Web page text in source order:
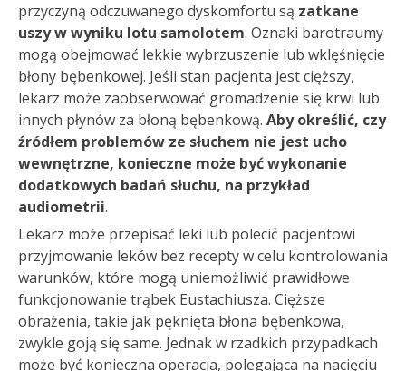
przyczyną odczuwanego dyskomfortu są zatkane
uszy w wyniku lotu samolotem. Oznaki barotraumy
mogą obejmować lekkie wybrzuszenie lub wklęśnięcie
błony bębenkowej. Jeśli stan pacjenta jest cięższy,
lekarz może zaobserwować gromadzenie się krwi lub
innych płynów za błoną bębenkową. Aby określić, czy
źródłem problemów ze słuchem nie jest ucho
wewnętrzne, konieczne może być wykonanie
dodatkowych badań słuchu, na przykład
audiometrii.
Lekarz może przepisać leki lub polecić pacjentowi
przyjmowanie leków bez recepty w celu kontrolowania
warunków, które mogą uniemożliwić prawidłowe
funkcjonowanie trąbek Eustachiusza. Cięższe
obrażenia, takie jak pęknięta błona bębenkowa,
zwykle goją się same. Jednak w rzadkich przypadkach
może być konieczna operacja, polegająca na nacięciu